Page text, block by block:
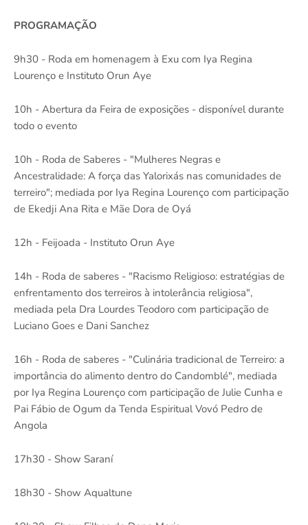
PROGRAMAÇÃO
9h30 - Roda em homenagem à Exu com Iya Regina
Lourenço e Instituto Orun Aye
10h - Abertura da Feira de exposições - disponível durante
todo o evento
10h - Roda de Saberes - "Mulheres Negras e
Ancestralidade: A força das Yalorixás nas comunidades de
terreiro"; mediada por Iya Regina Lourenço com participação
de Ekedji Ana Rita e Mãe Dora de Oyá
12h - Feijoada - Instituto Orun Aye
14h - Roda de saberes - "Racismo Religioso: estratégias de
enfrentamento dos terreiros à intolerância religiosa",
mediada pela Dra Lourdes Teodoro com participação de
Luciano Goes e Dani Sanchez
16h - Roda de saberes - "Culinária tradicional de Terreiro: a
importância do alimento dentro do Candomblé", mediada
por Iya Regina Lourenço com participação de Julie Cunha e
Pai Fábio de Ogum da Tenda Espiritual Vovó Pedro de
Angola
17h30 - Show Saraní
18h30 - Show Aqualtune